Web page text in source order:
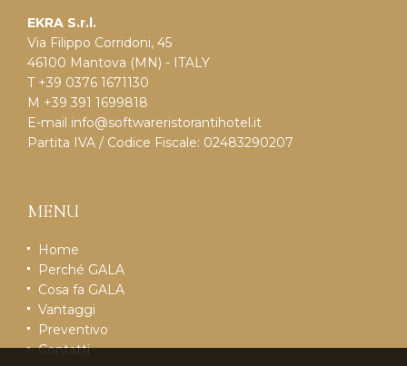
EKRA S.r.l.
Via Filippo Corridoni, 45
46100 Mantova (MN) - ITALY
T +39 0376 1671130
M +39 391 1699818
E-mail info@softwareristorantihotel.it
Partita IVA / Codice Fiscale: 02483290207
MENU
Home
Perché GALA
Cosa fa GALA
Vantaggi
Preventivo
Contatti